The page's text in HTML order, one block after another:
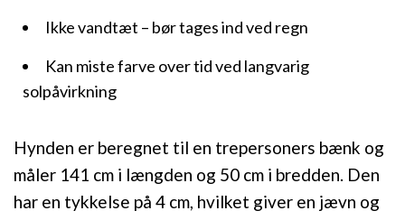
Hynden er beregnet til en trepersoners bænk og
måler 141 cm i længden og 50 cm i bredden. Den
har en tykkelse på 4 cm, hvilket giver en jævn og
Ikke vandtæt – bør tages ind ved regn
Kan miste farve over tid ved langvarig
solpåvirkning